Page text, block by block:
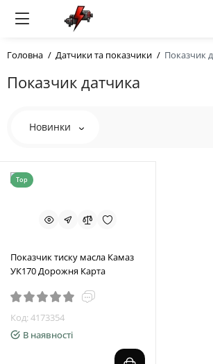
Головна Датчики та показчики Показчик
Показчик датчика
Новинки
Top
Показчик тиску масла Камаз
УК170 Дорожня Карта
Код: 4173354
В наявності